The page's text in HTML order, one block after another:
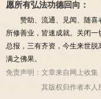
愿所有弘法功德回向：
赞助、流通、见闻、随
所修善业，皆速成就。关闭
总报，三有齐资，今生来世
满之佛果。
免责声明： 文章来自网上收集
其版权归作者本人